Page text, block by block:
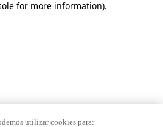
for more information).
utilizar cookies para: